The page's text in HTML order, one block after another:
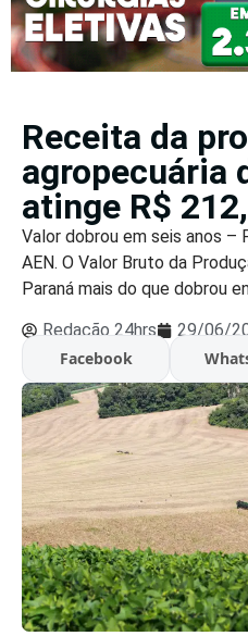
Receita da
agropecuária
atinge R$
Valor dobrou em seis anos –
AEN. O Valor Bruto da
Paraná mais do que dobrou
Redação 24hrs 29/06/
Facebook